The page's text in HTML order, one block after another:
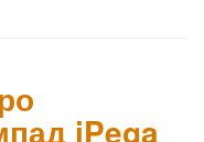
iPega